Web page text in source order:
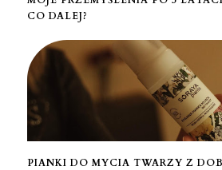
CO DALEJ?
PIANKI DO MYCIA TWARZY Z